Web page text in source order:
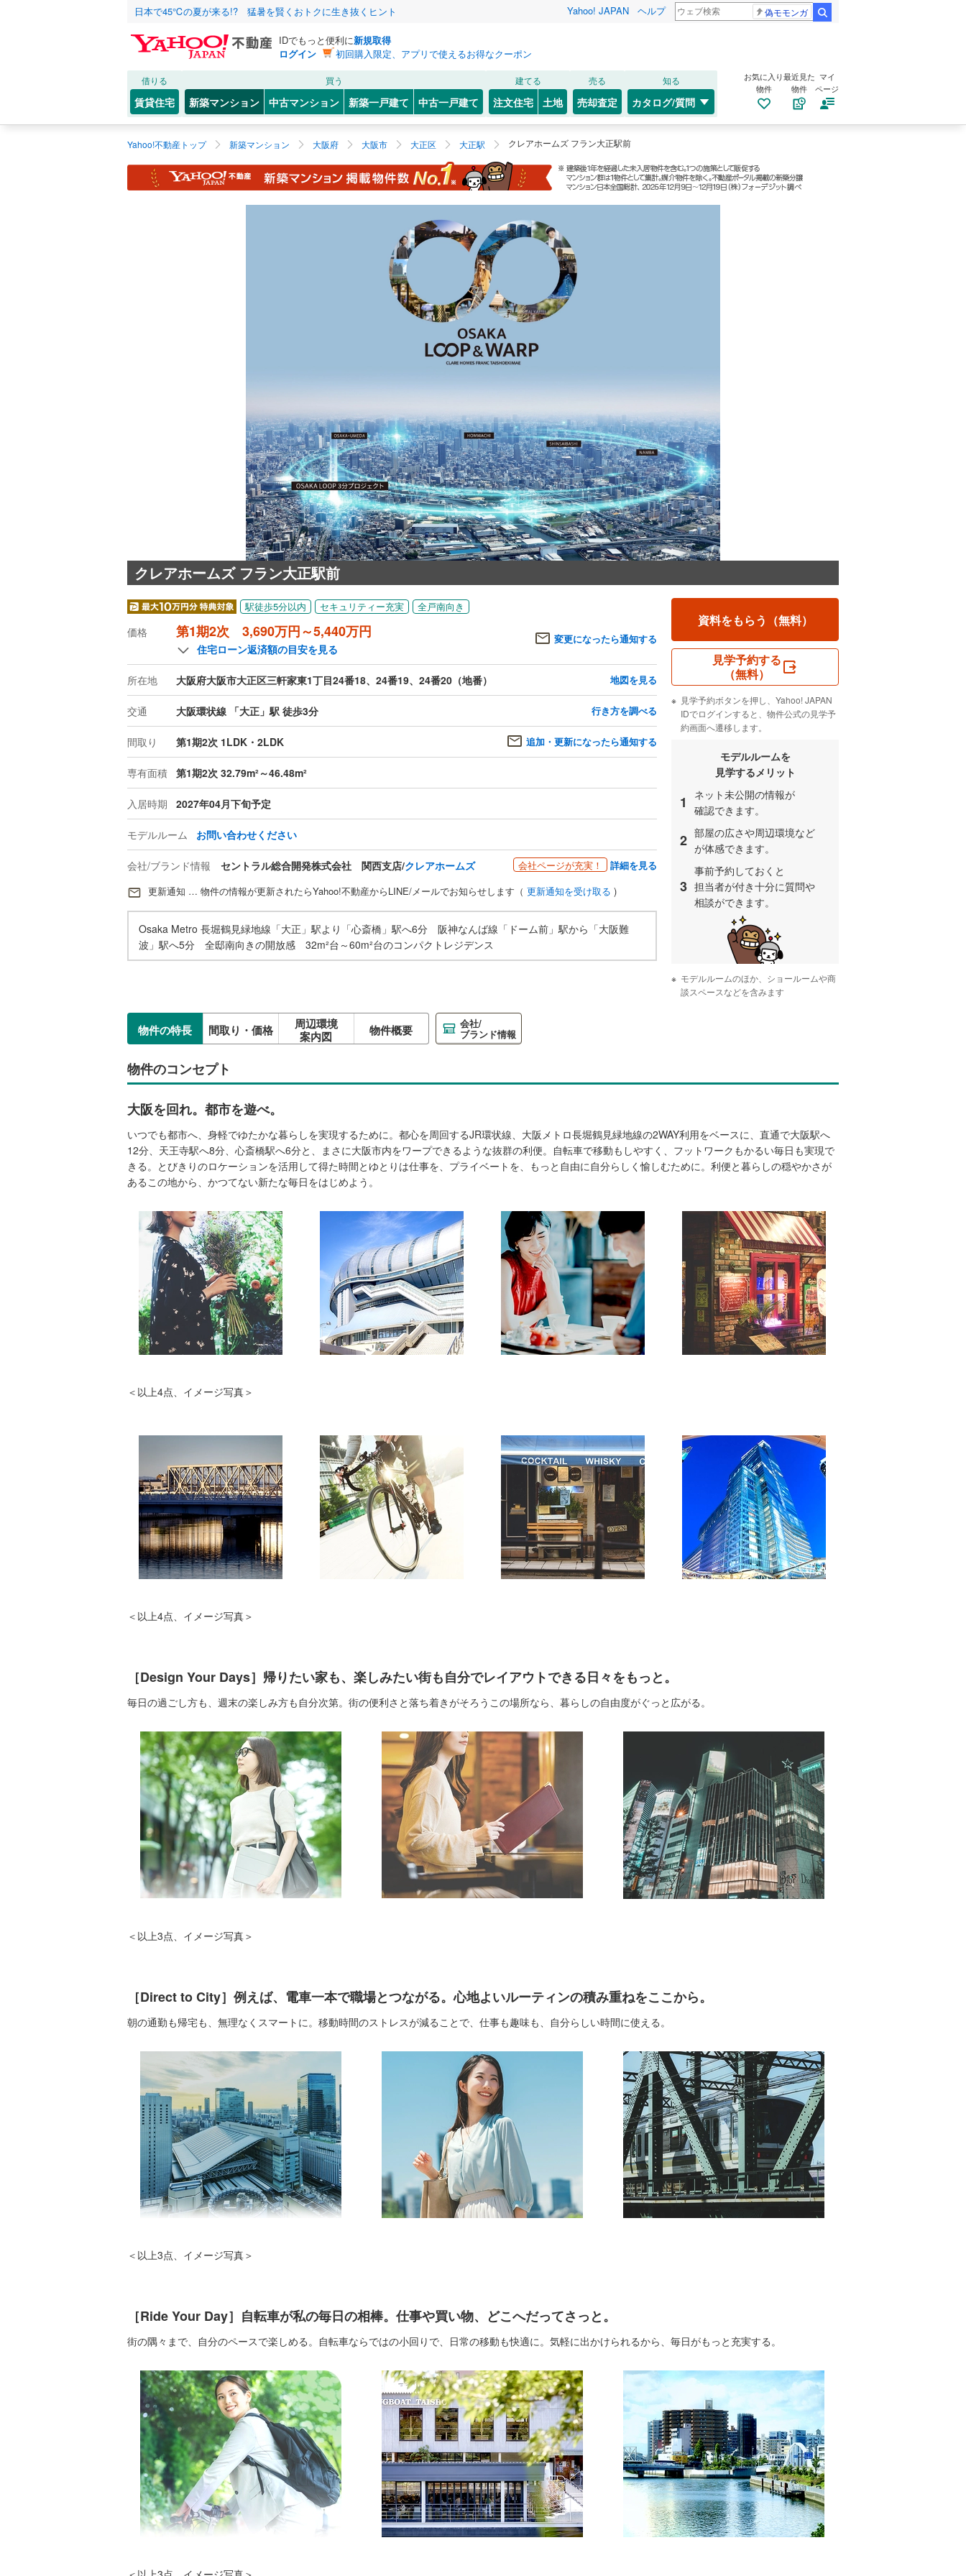
日本で45℃の夏が来る!? 猛暑を賢くおトクに生き抜くヒント Yahoo! JAPAN ヘルプ 偽モモンガ
IDでもっと便利に新規取得
ログイン
初回購入限定、アプリで使えるお得なクーポン
借りる
賃貸住宅
買う
新築マンション 中古マンション 新築一戸建て 中古一戸建て
建てる
注文住宅 土地
売る
売却査定
知る
カタログ/質問
お気に入り
物件
最近見た
物件
マイ
ページ
Yahoo!不動産トップ 新築マンション 大阪府 大阪市 大正区 大正駅 クレアホームズ フラン大正駅前
クレアホームズ フラン大正駅前
駅徒歩5分以内 セキュリティー充実 全戸南向き
価格 第1期2次 3,690万円～5,440万円
住宅ローン返済額の目安を見る
変更になったら通知する
所在地 大阪府大阪市大正区三軒家東1丁目24番18、24番19、24番20（地番） 地図を見る
交通 大阪環状線 「大正」駅 徒歩3分 行き方を調べる
間取り 第1期2次 1LDK・2LDK 追加・更新になったら通知する
専有面積 第1期2次 32.79m²～46.48m²
入居時期 2027年04月下旬予定
モデルルーム お問い合わせください
会社/ブランド情報 セントラル総合開発株式会社 関西支店/クレアホームズ 会社ページが充実！
詳細を見る
更新通知 … 物件の情報が更新されたらYahoo!不動産からLINE/メールでお知らせします（ 更新通知を受け取る )
Osaka Metro 長堀鶴見緑地線「大正」駅より「心斎橋」駅へ6分 阪神なんば線「ドーム前」駅から「大阪難
波」駅へ5分 全邸南向きの開放感 32m²台～60m²台のコンパクトレジデンス
資料をもらう（無料）
見学予約する
（無料）
見学予約ボタンを押し、Yahoo! JAPAN
IDでログインすると、物件公式の見学予
約画面へ遷移します。
モデルルームを
見学するメリット
1
ネット未公開の情報が
確認できます。
2 部屋の広さや周辺環境など
が体感できます。
3
事前予約しておくと
担当者が付き十分に質問や
相談ができます。
モデルルームのほか、ショールームや商
談スペースなどを含みます
物件の特長 間取り・価格
周辺環境
案内図
物件概要 会社/
ブランド情報
物件のコンセプト
大阪を回れ。都市を遊べ。
いつでも都市へ、身軽でゆたかな暮らしを実現するために。都心を周回するJR環状線、大阪メトロ長堀鶴見緑地線の2WAY利用をベースに、直通で大阪駅へ
12分、天王寺駅へ8分、心斎橋駅へ6分と、まさに大阪市内をワープできるような抜群の利便。自転車で移動もしやすく、フットワークもかるい毎日も実現で
きる。とびきりのロケーションを活用して得た時間とゆとりは仕事を、プライベートを、もっと自由に自分らしく愉しむために。利便と暮らしの穏やかさが
あるこの地から、かつてない新たな毎日をはじめよう。
＜以上4点、イメージ写真＞
＜以上4点、イメージ写真＞
［Design Your Days］帰りたい家も、楽しみたい街も自分でレイアウトできる日々をもっと。
毎日の過ごし方も、週末の楽しみ方も自分次第。街の便利さと落ち着きがそろうこの場所なら、暮らしの自由度がぐっと広がる。
＜以上3点、イメージ写真＞
［Direct to City］例えば、電車一本で職場とつながる。心地よいルーティンの積み重ねをここから。
朝の通勤も帰宅も、無理なくスマートに。移動時間のストレスが減ることで、仕事も趣味も、自分らしい時間に使える。
＜以上3点、イメージ写真＞
［Ride Your Day］自転車が私の毎日の相棒。仕事や買い物、どこへだってさっと。
街の隅々まで、自分のペースで楽しめる。自転車ならではの小回りで、日常の移動も快適に。気軽に出かけられるから、毎日がもっと充実する。